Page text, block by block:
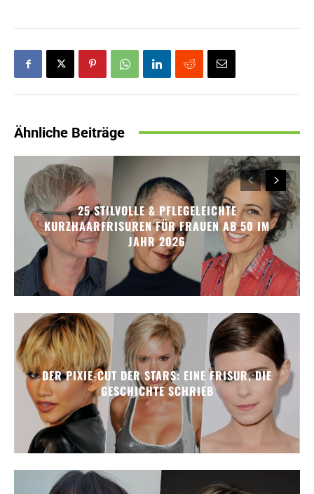
Ähnliche Beiträge
25 STILVOLLE & PFLEGELEICHTE
KURZHAARFRISUREN FÜR FRAUEN AB 50 IM
JAHR 2026
DER PIXIE-CUT DER STARS: EINE FRISUR, DIE
GESCHICHTE SCHRIEB